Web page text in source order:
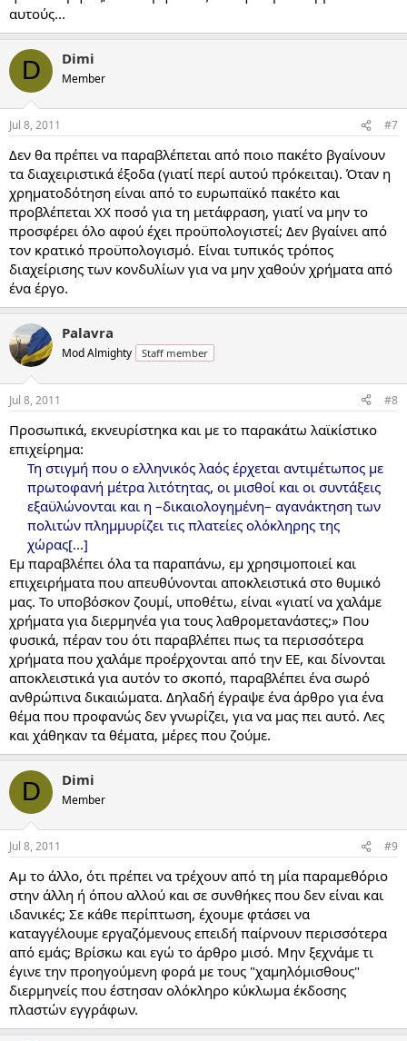
αυτούς...
D Dimi
Member
Jul 8, 2011 #7
Δεν θα πρέπει να παραβλέπεται από ποιο πακέτο βγαίνουν
τα διαχειριστικά έξοδα (γιατί περί αυτού πρόκειται). Όταν η
χρηματοδότηση είναι από το ευρωπαϊκό πακέτο και
προβλέπεται ΧΧ ποσό για τη μετάφραση, γιατί να μην το
προσφέρει όλο αφού έχει προϋπολογιστεί; Δεν βγαίνει από
τον κρατικό προϋπολογισμό. Είναι τυπικός τρόπος
διαχείρισης των κονδυλίων για να μην χαθούν χρήματα από
ένα έργο.
Palavra
Mod Almighty Staff member
Jul 8, 2011 #8
Προσωπικά, εκνευρίστηκα και με το παρακάτω λαϊκίστικο
επιχείρημα:
Τη στιγμή που ο ελληνικός λαός έρχεται αντιμέτωπος με
πρωτοφανή μέτρα λιτότητας, οι μισθοί και οι συντάξεις
εξαϋλώνονται και η –δικαιολογημένη– αγανάκτηση των
πολιτών πλημμυρίζει τις πλατείες ολόκληρης της
χώρας[...]
Εμ παραβλέπει όλα τα παραπάνω, εμ χρησιμοποιεί και
επιχειρήματα που απευθύνονται αποκλειστικά στο θυμικό
μας. Το υποβόσκον ζουμί, υποθέτω, είναι «γιατί να χαλάμε
χρήματα για διερμηνέα για τους λαθρομετανάστες;» Που
φυσικά, πέραν του ότι παραβλέπει πως τα περισσότερα
χρήματα που χαλάμε προέρχονται από την ΕΕ, και δίνονται
αποκλειστικά για αυτόν το σκοπό, παραβλέπει ένα σωρό
ανθρώπινα δικαιώματα. Δηλαδή έγραψε ένα άρθρο για ένα
θέμα που προφανώς δεν γνωρίζει, για να μας πει αυτό. Λες
και χάθηκαν τα θέματα, μέρες που ζούμε.
D Dimi
Member
Jul 8, 2011 #9
Αμ το άλλο, ότι πρέπει να τρέχουν από τη μία παραμεθόριο
στην άλλη ή όπου αλλού και σε συνθήκες που δεν είναι και
ιδανικές; Σε κάθε περίπτωση, έχουμε φτάσει να
καταγγέλουμε εργαζόμενους επειδή παίρνουν περισσότερα
από εμάς; Βρίσκω και εγώ το άρθρο μισό. Μην ξεχνάμε τι
έγινε την προηγούμενη φορά με τους "χαμηλόμισθους"
διερμηνείς που έστησαν ολόκληρο κύκλωμα έκδοσης
πλαστών εγγράφων.